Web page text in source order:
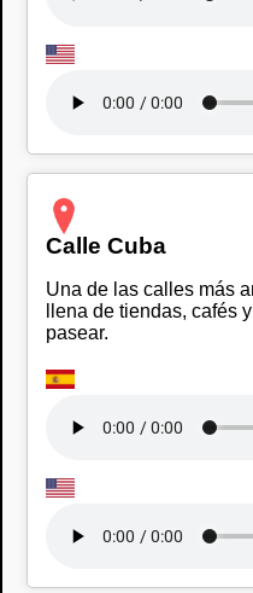
Calle Cuba
Una de las calles más
llena de tiendas, cafés
pasear.